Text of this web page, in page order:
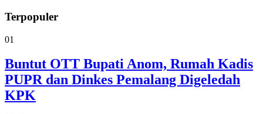
Terpopuler
01
Buntut OTT Bupati Anom, Rumah Kadis
PUPR dan Dinkes Pemalang Digeledah
KPK